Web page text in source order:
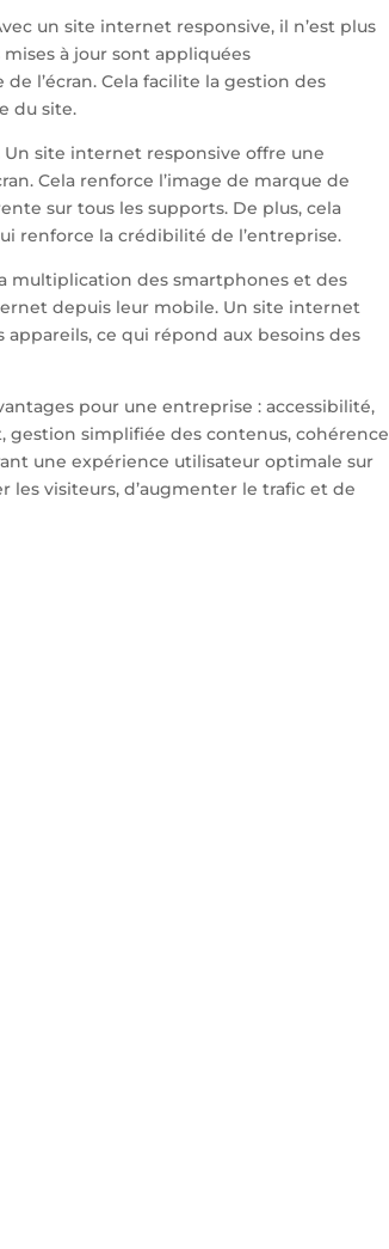
un site internet responsive, il n’est plus
à jour sont appliquées
l’écran. Cela facilite la gestion des
du site.
site internet responsive offre une
Cela renforce l’image de marque de
sur tous les supports. De plus, cela
renforce la crédibilité de l’entreprise.
multiplication des smartphones et des
depuis leur mobile. Un site internet
ce qui répond aux besoins des
pour une entreprise : accessibilité,
simplifiée des contenus, cohérence
une expérience utilisateur optimale sur
visiteurs, d’augmenter le trafic et de